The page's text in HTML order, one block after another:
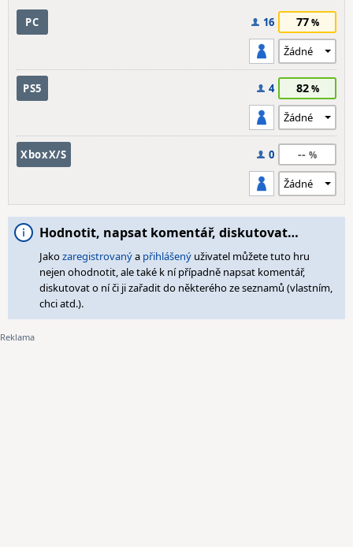
PC 16 77
PS5 4 82
XboxX/S 0 --
Hodnotit, napsat komentář, diskutovat…
Jakozaregistrovanýa přihlášený uživatel můžete tuto hru
nejen ohodnotit, ale také k ní případně napsat komentář,
diskutovat o ní či ji zařadit do některého ze seznamů (vlastním,
chci atd.).